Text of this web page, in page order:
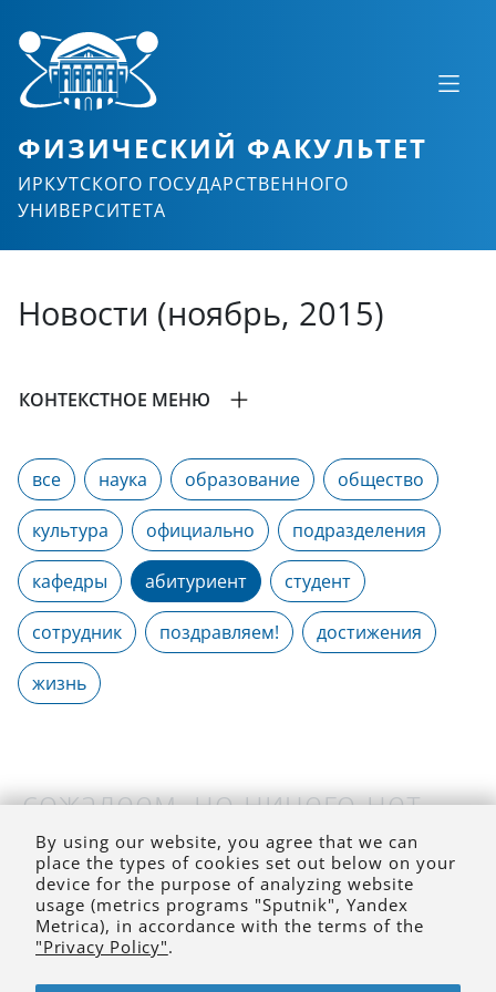
ФИЗИЧЕСКИЙ ФАКУЛЬТЕТ
ИРКУТСКОГО ГОСУДАРСТВЕННОГО
УНИВЕРСИТЕТА
Новости (ноябрь, 2015)
КОНТЕКСТНОЕ МЕНЮ
все наука образование общество
культура официально подразделения
кафедры абитуриент студент
сотрудник поздравляем! достижения
жизнь
сожалеем, но ничего нет
(на выбранное время)
By using our website, you agree that we can
place the types of cookies set out below on your
device for the purpose of analyzing website
usage (metrics programs "Sputnik", Yandex
Metrica), in accordance with the terms of the
"Privacy Policy".